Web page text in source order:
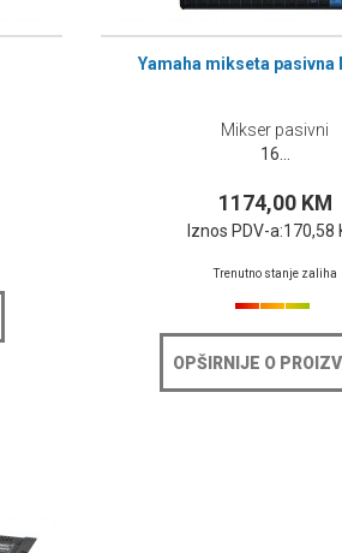
Yamaha mikseta pasivna
Mikser pasivni
16...
1174,00 KM
Iznos PDV-a:170,58
Trenutno stanje zaliha
OPŠIRNIJE O